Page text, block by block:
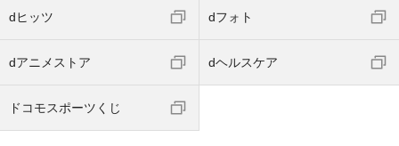
dヒッツ dフォト
dアニメストア dヘルスケア
ドコモスポーツくじ